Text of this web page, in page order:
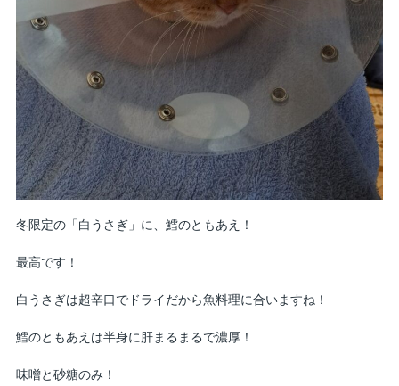
冬限定の「白うさぎ」に、鱈のともあえ！
最高です！
白うさぎは超辛口でドライだから魚料理に合いますね！
鱈のともあえは半身に肝まるまるで濃厚！
味噌と砂糖のみ！